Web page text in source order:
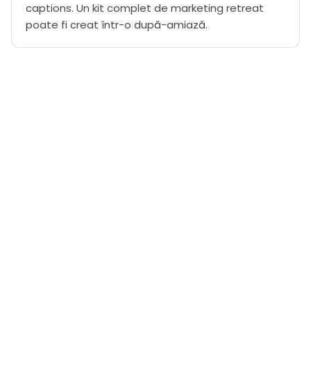
captions. Un kit complet de marketing retreat
poate fi creat într-o după-amiază.